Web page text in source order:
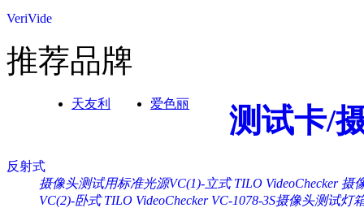
VeriVide
推荐品牌
天友利 爱色丽 测试卡/
反射式
摄像头测试用标准光源VC(1)-立式 TILO VideoChecker 摄
VC(2)-卧式 TILO VideoChecker VC-1078-3S摄像头测试灯